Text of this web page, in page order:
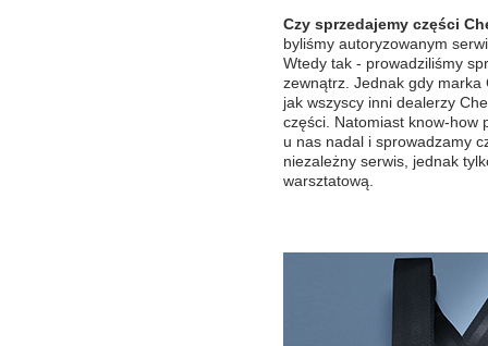
Czy sprzedajemy części
byliśmy autoryzowanym
Wtedy tak - prowadziliśmy
zewnątrz. Jednak gdy marka
jak wszyscy inni dealerzy
części. Natomiast know-how
u nas nadal i sprowadzamy
niezależny serwis, jednak
warsztatową.